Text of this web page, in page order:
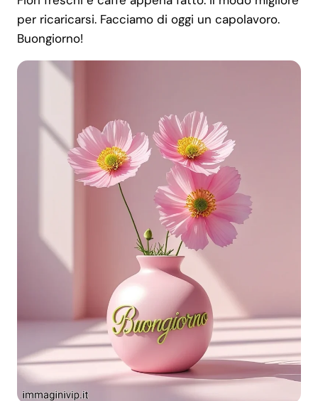
per ricaricarsi. Facciamo di oggi un capolavoro.
Buongiorno!